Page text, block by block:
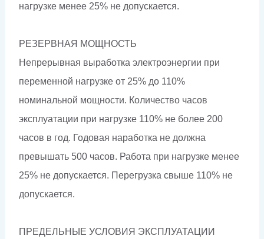
нагрузке менее 25% не допускается.
РЕЗЕРВНАЯ МОЩНОСТЬ
Непрерывная выработка электроэнергии при
переменной нагрузке от 25% до 110%
номинальной мощности. Количество часов
эксплуатации при нагрузке 110% не более 200
часов в год. Годовая наработка не должна
превышать 500 часов. Работа при нагрузке менее
25% не допускается. Перегрузка свыше 110% не
допускается.
ПРЕДЕЛЬНЫЕ УСЛОВИЯ ЭКСПЛУАТАЦИИ